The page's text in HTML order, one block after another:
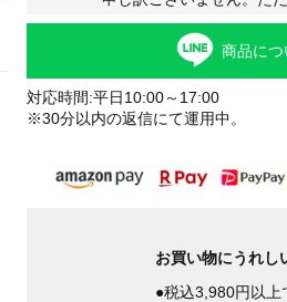
商品に
対応時間:平日10:00～17:00
※30分以内の返信にて運用中。
お買い物にうれし
●税込3,980円以